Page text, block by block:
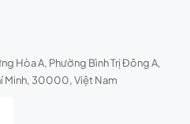
Hòa A, Phường Bình Trị Đông A,
Minh, 30000, Việt Nam